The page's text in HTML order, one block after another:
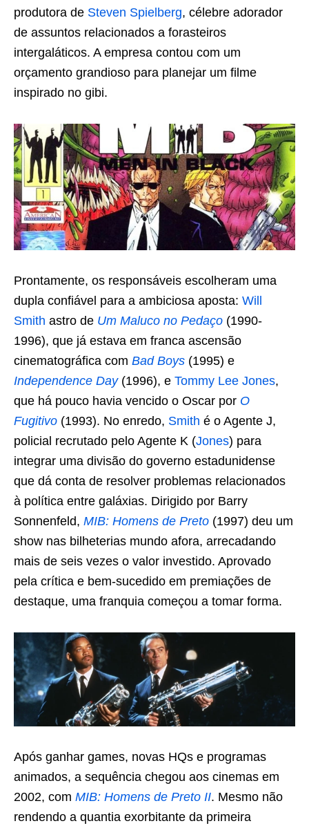
produtora de Steven Spielberg, célebre adorador
de assuntos relacionados a forasteiros
intergaláticos. A empresa contou com um
orçamento grandioso para planejar um filme
inspirado no gibi.
Prontamente, os responsáveis escolheram uma
dupla confiável para a ambiciosa aposta: Will
Smith astro de Um Maluco no Pedaço (1990-
1996), que já estava em franca ascensão
cinematográfica com Bad Boys (1995) e
Independence Day(1996), e Tommy Lee Jones,
que há pouco havia vencido o Oscar por O
Fugitivo (1993). No enredo, Smith é o Agente J,
policial recrutado pelo Agente K (Jones) para
integrar uma divisão do governo estadunidense
que dá conta de resolver problemas relacionados
à política entre galáxias. Dirigido por Barry
Sonnenfeld, MIB: Homens de Preto (1997) deu um
show nas bilheterias mundo afora, arrecadando
mais de seis vezes o valor investido. Aprovado
pela crítica e bem-sucedido em premiações de
destaque, uma franquia começou a tomar forma.
Após ganhar games, novas HQs e programas
animados, a sequência chegou aos cinemas em
2002, com MIB: Homens de Preto II. Mesmo não
rendendo a quantia exorbitante da primeira